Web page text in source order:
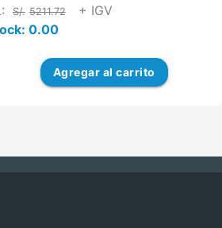
S/. 5211.72
+ IGV
0.00
Agregar al carrito